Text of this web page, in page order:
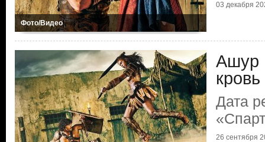
Фото/Видео
03 декабря
Ашур
Дата
26 сентября